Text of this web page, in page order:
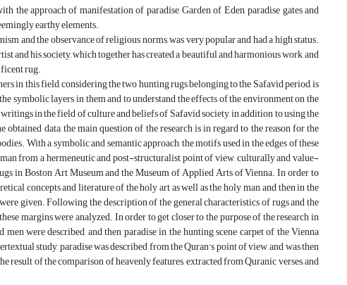
the approach of manifestation of paradise, Garden of Eden, paradise gates and
earthy elements.
and the observance of religious norms, was very popular and had a high status.
and his society, which together has created a beautiful and harmonious work, and
rug.
in this field, considering the two hunting rugs belonging to the Safavid period, is
symbolic layers in them and to understand the effects of the environment on the
in the field of culture and beliefs of Safavid society, in addition to using the
data, the main question of the research is in regard to the reason for the
With a symbolic and semantic approach, the motifs used in the edges of these
from a hermeneutic and post-structuralist point of view, culturally and value-
in Boston Art Museum and the Museum of Applied Arts of Vienna. In order to
concepts and literature of the holy art as well as the holy man, and then in the
given. Following the description of the general characteristics of rugs and the
margins were analyzed. In order to get closer to the purpose of the research in
were described, and then paradise in the hunting scene carpet of the Vienna
study, paradise was described from the Quran's point of view, and was then
of the comparison of heavenly features, extracted from Quranic verses, and